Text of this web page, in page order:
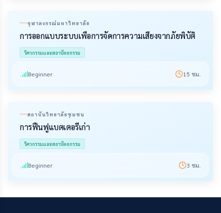
จุฬาลงกรณ์มหาวิทยาลัย
การออกแบบระบบเพื่อการจัดการความเสี่ยงจากภัยพิบัติ
วิศวกรรมและสถาปัตยกรรม
Beginner 15 ชม.
สถาบันวิทยาลัยชุมชน
การฟื้นฟูแบตเตอรี่เก่า
วิศวกรรมและสถาปัตยกรรม
Beginner 3 ชม.